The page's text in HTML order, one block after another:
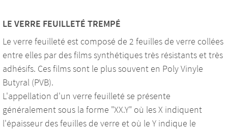
LE VERRE FEUILLETÉ TREMPÉ
Le verre feuilleté est composé de 2 feuilles de verre collées
entre elles par des films synthétiques très résistants et très
adhésifs. Ces films sont le plus souvent en Poly Vinyle
Butyral (PVB).
L'appellation d'un verre feuilleté se présente
généralement sous la forme "XX.Y" où les X indiquent
l'épaisseur des feuilles de verre et où le Y indique le